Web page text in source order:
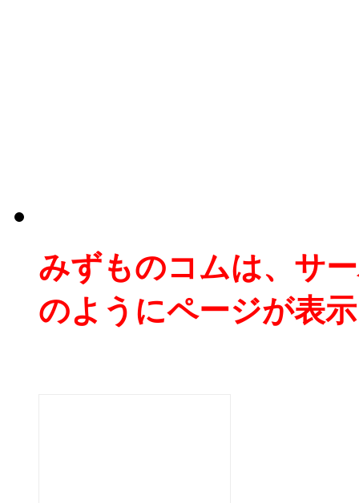
みずものコムは、サ
のようにページが表